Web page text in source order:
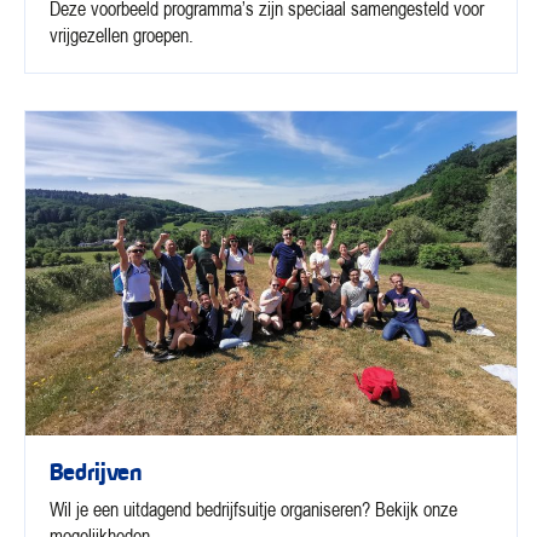
Deze voorbeeld programma’s zijn speciaal samengesteld voor
vrijgezellen groepen.
Bedrijven
Wil je een uitdagend bedrijfsuitje organiseren? Bekijk onze